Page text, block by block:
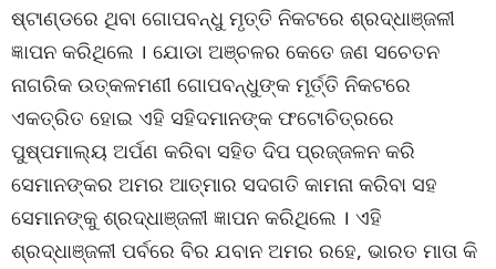
ଷ୍ଟାଣ୍ଡରେ ଥିବା ଗୋପବନ୍ଧୁ ମୃତ୍ତି ନିକଟରେ ଶ୍ରଦ୍ଧାଞ୍ଜଳୀ
ଜ୍ଞାପନ କରିଥିଲେ । ଯୋଡା ଅଞ୍ଚଳର କେତେ ଜଣ ସଚେତନ
ନାଗରିକ ଉତ୍କଳମଣୀ ଗୋପବନ୍ଧୁଙ୍କ ମୂର୍ତ୍ତି ନିକଟରେ
ଏକତ୍ରିତ ହୋଇ ଏହି ସହିଦମାନଙ୍କ ଫଟୋଚିତ୍ରରେ
ପୁଷ୍ପମାଲ୍ୟ ଅର୍ପଣ କରିବା ସହିତ ଦିପ ପ୍ରଜ୍ଜଳନ କରି
ସେମାନଙ୍କର ଅମର ଆତ୍ମାର ସଦଗତି କାମନା କରିବା ସହ
ସେମାନଙ୍କୁ ଶ୍ରଦ୍ଧାଞ୍ଜଳୀ ଜ୍ଞାପନ କରିଥିଲେ । ଏହି
ଶ୍ରଦ୍ଧାଞ୍ଜଳୀ ପର୍ବରେ ବିର ଯବାନ ଅମର ରହେ, ଭାରତ ମାତା କି